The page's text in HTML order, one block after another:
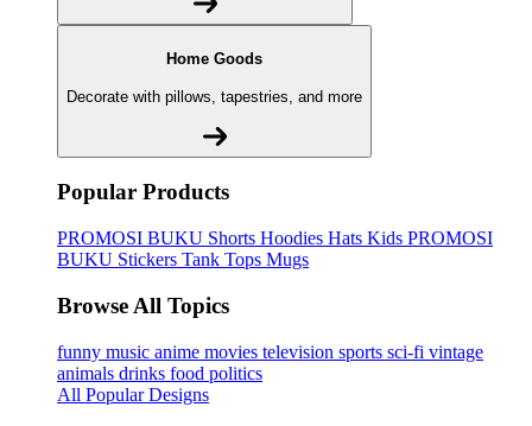
Home Goods
Decorate with pillows, tapestries, and more
Popular Products
PROMOSI BUKU Shorts Hoodies Hats Kids PROMOSI
BUKU Stickers Tank Tops Mugs
Browse All Topics
funny music anime movies television sports sci-fi vintage
animals drinks food politics
All Popular Designs